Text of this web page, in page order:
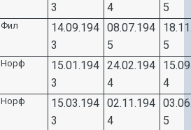
3
4
5
Фил 14.09.194
3
08.07.194
5
5
Норф 15.01.194
3
24.02.194
4
15.0
4
Норф 15.03.194
3
02.11.194
4
03.0
5